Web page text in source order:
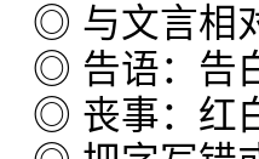
◎ 与文言相
◎ 告语：告
◎ 丧事：红